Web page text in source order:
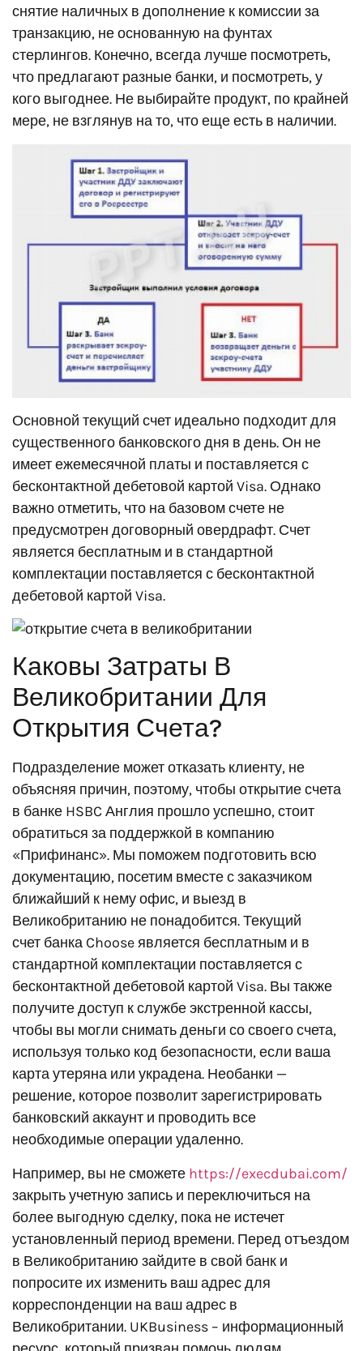
снятие наличных в дополнение к комиссии за
транзакцию, не основанную на фунтах
стерлингов. Конечно, всегда лучше посмотреть,
что предлагают разные банки, и посмотреть, у
кого выгоднее. Не выбирайте продукт, по крайней
мере, не взглянув на то, что еще есть в наличии.
Основной текущий счет идеально подходит для
существенного банковского дня в день. Он не
имеет ежемесячной платы и поставляется с
бесконтактной дебетовой картой Visa. Однако
важно отметить, что на базовом счете не
предусмотрен договорный овердрафт. Счет
является бесплатным и в стандартной
комплектации поставляется с бесконтактной
дебетовой картой Visa.
Каковы Затраты В
Великобритании Для
Открытия Счета?
Подразделение может отказать клиенту, не
объясняя причин, поэтому, чтобы открытие счета
в банке HSBC Англия прошло успешно, стоит
обратиться за поддержкой в компанию
«Прифинанс». Мы поможем подготовить всю
документацию, посетим вместе с заказчиком
ближайший к нему офис, и выезд в
Великобританию не понадобится. Текущий
счет банка Choose является бесплатным и в
стандартной комплектации поставляется с
бесконтактной дебетовой картой Visa. Вы также
получите доступ к службе экстренной кассы,
чтобы вы могли снимать деньги со своего счета,
используя только код безопасности, если ваша
карта утеряна или украдена. Необанки —
решение, которое позволит зарегистрировать
банковский аккаунт и проводить все
необходимые операции удаленно.
Например, вы не сможете https://execdubai.com/
закрыть учетную запись и переключиться на
более выгодную сделку, пока не истечет
установленный период времени. Перед отъездом
в Великобританию зайдите в свой банк и
попросите их изменить ваш адрес для
корреспонденции на ваш адрес в
Великобритании. UKBusiness – информационный